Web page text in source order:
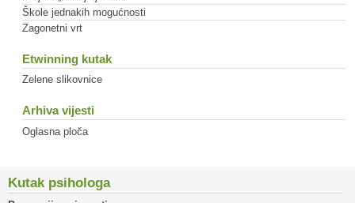
Škole jednakih mogućnosti
Zagonetni vrt
Etwinning kutak
Zelene slikovnice
Arhiva vijesti
Oglasna ploča
Kutak psihologa